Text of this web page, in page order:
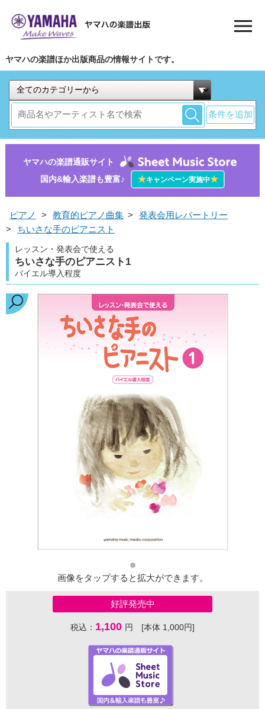
ヤマハの楽譜ほか出版商品の情報サイトです。
条件を追加
ヤマハの楽譜通販サイト
国内&輸入楽譜も豊富♪
★キャンペーン実施中★
ピアノ > 教育的ピアノ曲集 >
発表会用レパートリー
>
ちいさな手のピアニスト
レッスン・発表会で使える
ちいさな手のピアニスト1
バイエル導入程度
画像をタップすると拡大ができます。
好評発売中
税込： 1,100 円 [本体 1,000円]